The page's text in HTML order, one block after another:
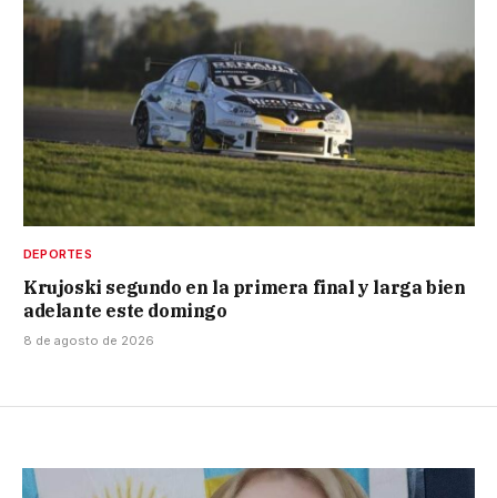
DEPORTES
Krujoski segundo en la primera final y larga bien
adelante este domingo
8 de agosto de 2026